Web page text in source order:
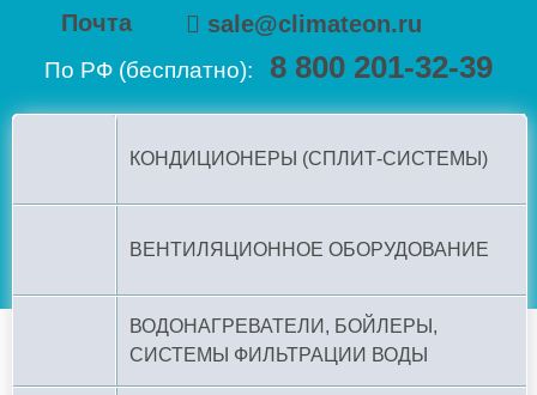
Почта sale@climateon.ru
По РФ (бесплатно): 8 800 201-32-39
КОНДИЦИОНЕРЫ (СПЛИТ-СИСТЕМЫ)
ВЕНТИЛЯЦИОННОЕ ОБОРУДОВАНИЕ
ВОДОНАГРЕВАТЕЛИ, БОЙЛЕРЫ,
СИСТЕМЫ ФИЛЬТРАЦИИ ВОДЫ